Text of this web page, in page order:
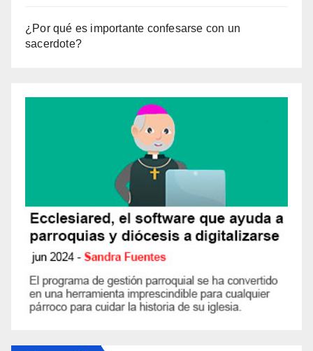
¿Por qué es importante confesarse con un
sacerdote?